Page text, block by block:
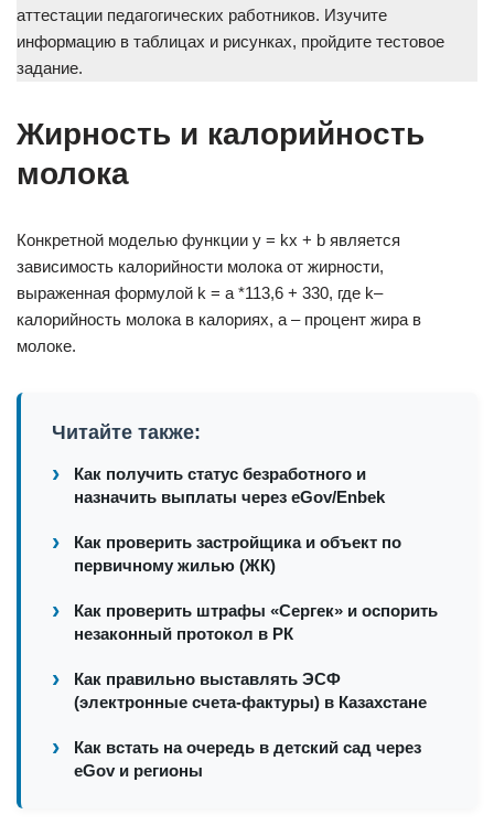
аттестации педагогических работников. Изучите
информацию в таблицах и рисунках, пройдите тестовое
задание.
Жирность и калорийность
молока
Конкретной моделью функции y = kx + b является
зависимость калорийности молока от жирности,
выраженная формулой k = a *113,6 + 330, где k–
калорийность молока в калориях, a – процент жира в
молоке.
Читайте также:
Как получить статус безработного и
назначить выплаты через eGov/Enbek
Как проверить застройщика и объект по
первичному жилью (ЖК)
Как проверить штрафы «Сергек» и оспорить
незаконный протокол в РК
Как правильно выставлять ЭСФ
(электронные счета-фактуры) в Казахстане
Как встать на очередь в детский сад через
eGov и регионы